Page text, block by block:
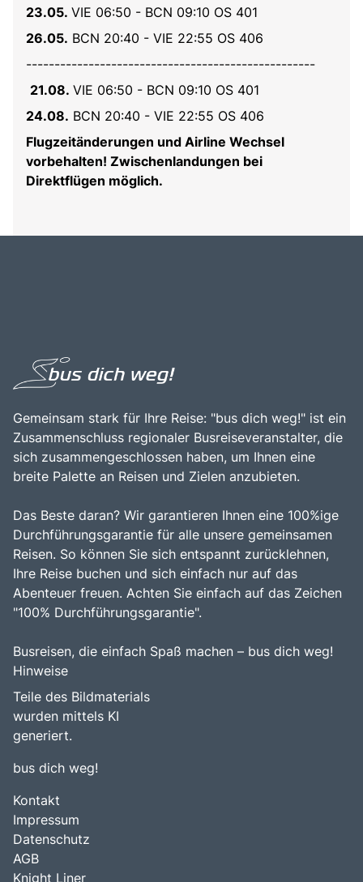
23.05. VIE 06:50 - BCN 09:10 OS 401
26.05. BCN 20:40 - VIE 22:55 OS 406
---------------------------------------------------
21.08. VIE 06:50 - BCN 09:10 OS 401
24.08. BCN 20:40 - VIE 22:55 OS 406
Flugzeitänderungen und Airline Wechsel
vorbehalten! Zwischenlandungen bei
Direktflügen möglich.
Gemeinsam stark für Ihre Reise: "bus dich weg!" ist ein
Zusammenschluss regionaler Busreiseveranstalter, die
sich zusammengeschlossen haben, um Ihnen eine
breite Palette an Reisen und Zielen anzubieten.
Das Beste daran? Wir garantieren Ihnen eine 100%ige
Durchführungsgarantie für alle unsere gemeinsamen
Reisen. So können Sie sich entspannt zurücklehnen,
Ihre Reise buchen und sich einfach nur auf das
Abenteuer freuen. Achten Sie einfach auf das Zeichen
"100% Durchführungsgarantie".
Busreisen, die einfach Spaß machen – bus dich weg!
Hinweise
Teile des Bildmaterials
wurden mittels KI
generiert.
bus dich weg!
Kontakt
Impressum
Datenschutz
AGB
Knight Liner